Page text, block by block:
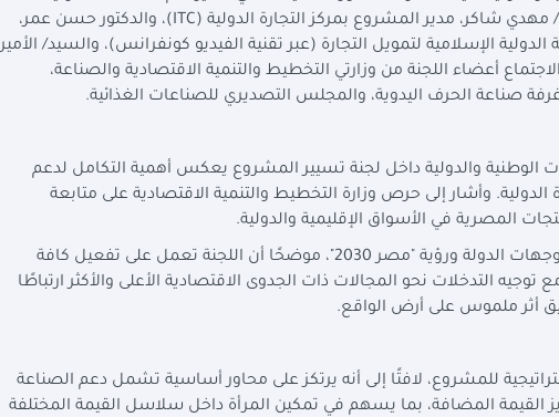
مهدي شاكر، مدير المشروع بمركز التجارة الدولية (ITC)، والدكتور حسن عمر،
الإسلامية لتمويل التجارة (عبر تقنية الفيديو كونفرانس)، والسيد/ الأمير
أعضاء اللجنة من وزارتي التخطيط والتنمية الاقتصادية والصناعة،
صناعة الحرف اليدوية، والمجلس التصديري للصناعات الغذائية.
الوطنية والدولية داخل لجنة تسيير المشروع يعكس أهمية التكامل لدعم
الدولية. وأشار إلى حرص وزارة التخطيط والتنمية الاقتصادية على متابعة
المصرية في الأسواق الإقليمية والدولية.
وأضاف د. كمال نصر أن المشروع يتماشى تمامًا مع توجهات الدولة ورؤية "مصر 2030"، موضحًا أن اللجنة تعمل على تفعيل كافة
توجيه التدخلات نحو المجالات ذات الجدوى الاقتصادية الأعلى والأكثر ارتباطًا
أثر ملموس على أرض الواقع.
للمشروع، لافتًا إلى أنه يرتكز على محاور أساسية تشمل دعم الصناعة
القيمة المضافة، بما يسهم في تمكين المرأة داخل سلاسل القيمة المختلفة